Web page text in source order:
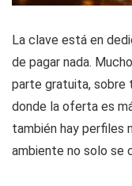
La clave está en
de pagar nada.
parte gratuita, sobre
donde la oferta es
también hay perfiles
ambiente no solo se